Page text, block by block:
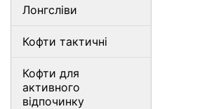
Лонгсліви
Кофти тактичні
Кофти для
активного
відпочинку